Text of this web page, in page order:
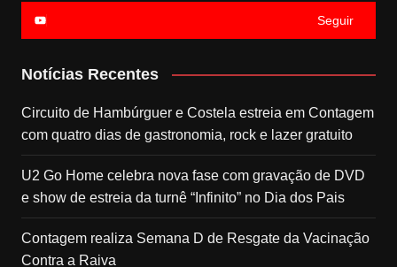
Seguir
Notícias Recentes
Circuito de Hambúrguer e Costela estreia em Contagem
com quatro dias de gastronomia, rock e lazer gratuito
U2 Go Home celebra nova fase com gravação de DVD
e show de estreia da turnê “Infinito” no Dia dos Pais
Contagem realiza Semana D de Resgate da Vacinação
Contra a Raiva